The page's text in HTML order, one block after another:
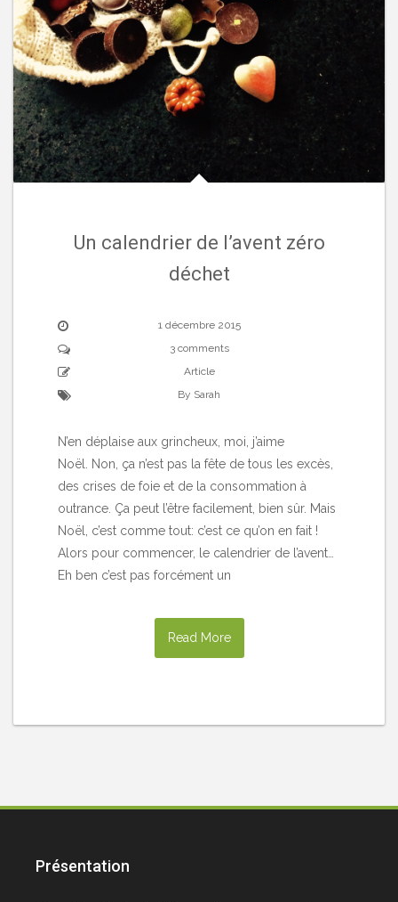
Un calendrier de l’avent zéro
déchet
1 décembre 2015
3 comments
Article
By Sarah
N’en déplaise aux grincheux, moi, j’aime
Noël. Non, ça n’est pas la fête de tous les excès,
des crises de foie et de la consommation à
outrance. Ça peut l’être facilement, bien sûr. Mais
Noël, c’est comme tout: c’est ce qu’on en fait !
Alors pour commencer, le calendrier de l’avent…
Eh ben c’est pas forcément un
Read More
Présentation